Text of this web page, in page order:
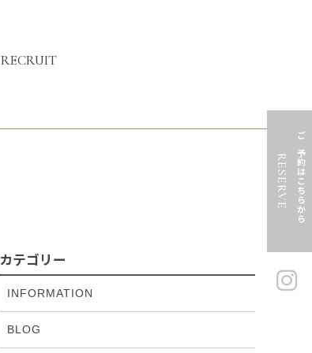
RECRUIT
ご予約はこちらから
RESERVE
カテゴリー
INFORMATION
BLOG